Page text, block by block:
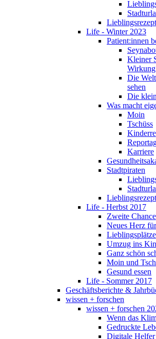
Lieblingsrezept
Life - Winter 2023
Patient:innen
Kleiner
Wirkung
Die
sehen
Die
Was macht
Moin
Tschüss
Karriere
Stadtpiraten
Lieblingsrezept
Life - Herbst 2017
Zweite Chance
Neues Herz
Lieblingsplätze
Umzug ins
Ganz schön
Moin und
Gesund essen
Life - Sommer 2017
Geschäftsberichte &
wissen + forschen
wissen + forschen
Wenn das
Gedruckte
Digitale